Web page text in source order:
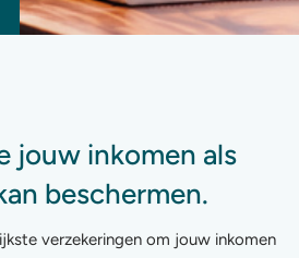
jouw inkomen als
beschermen.
verzekeringen om jouw inkomen